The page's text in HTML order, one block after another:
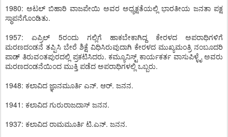
1980: ಅಟಲ್ ಬಿಹಾರಿ ವಾಜಪೇಯಿ ಅವರ ಅಧ್ಯಕ್ಷತೆಯಲ್ಲಿ ಭಾರತೀಯ ಜನತಾ ಪಕ್ಷ
ಸ್ಥಾಪನೆಗೊಂಡಿತು.
1957: ಏಪ್ರಿಲ್ 5ರಂದು ಗಲ್ಲಿಗೆ ಹಾಕಬೇಕಾಗಿದ್ದ ಕೇರಳದ ಅಪರಾಧಿಗಳಿಗೆ
ಮರಣದಂಡನೆ ತಪ್ಪಿಸಿ ಬೇರೆ ಶಿಕ್ಷೆ ವಿಧಿಸಿರುವುದಾಗಿ ಕೇರಳದ ಮುಖ್ಯಮಂತ್ರಿ ನಂಬೂದರಿ
ಪಾಡ್ ತಿರುವಂತಪುರದಲ್ಲಿ ಪ್ರಕಟಿಸಿದರು. ಕಮ್ಯೂನಿಸ್ಟ್ ಕಾರ್ಯಕರ್ತ ವಾಸುಪಿಳ್ಳೈ ಅವರು
ಮರಣದಂಡನೆಯಿಂದ ಮುಕ್ತಿ ಪಡೆದ ಅಪರಾಧಿಗಳಲ್ಲಿ ಒಬ್ಬರು.
1948: ಕಲಾವಿದ ಜ್ಞಾನಮೂರ್ತಿ ಎನ್. ಆರ್. ಜನನ.
1941: ಕಲಾವಿದ ಗುರುರಾಜದಾಸ್ ಜನನ.
1937: ಕಲಾವಿದ ರಾಮಮೂರ್ತಿ ಟಿ.ಎನ್. ಜನನ.